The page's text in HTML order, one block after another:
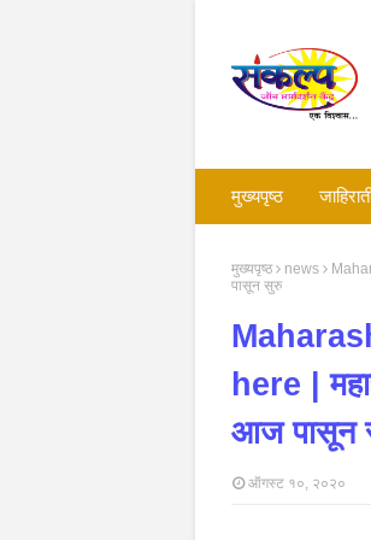
मुख्यपृष्ठ
मुख्यपृष्ठ news
पासून सुरु
here |
आज पासून
ऑगस्ट १०, २०२०